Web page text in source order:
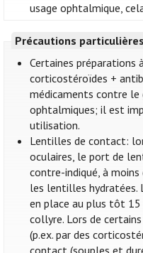
usage ophtalmique,
Précautions particulières
Certaines préparations
corticostéroïdes +
médicaments contre le
ophtalmiques; il est
utilisation.
Lentilles de contact:
oculaires, le port de
contre-indiqué, à
les lentilles hydratées.
en place au plus tôt
collyre. Lors de
(p.ex. par des
contact (souples et